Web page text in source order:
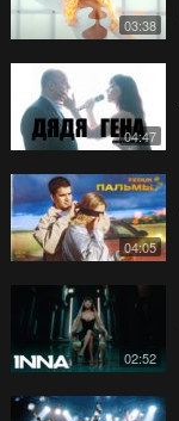
03:38
04:47
04:05
02:52